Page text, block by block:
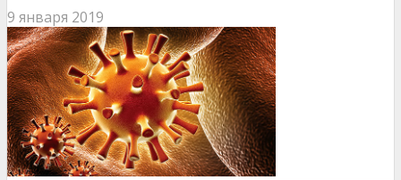
9 января 2019